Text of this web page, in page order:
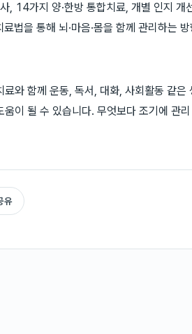
, 14가지 양·한방 통합치료, 개별 인지 개
법을 통해 뇌·마음·몸을 함께 관리하는
와 함께 운동, 독서, 대화, 사회활동 같은
이 될 수 있습니다. 무엇보다 조기에 관
유